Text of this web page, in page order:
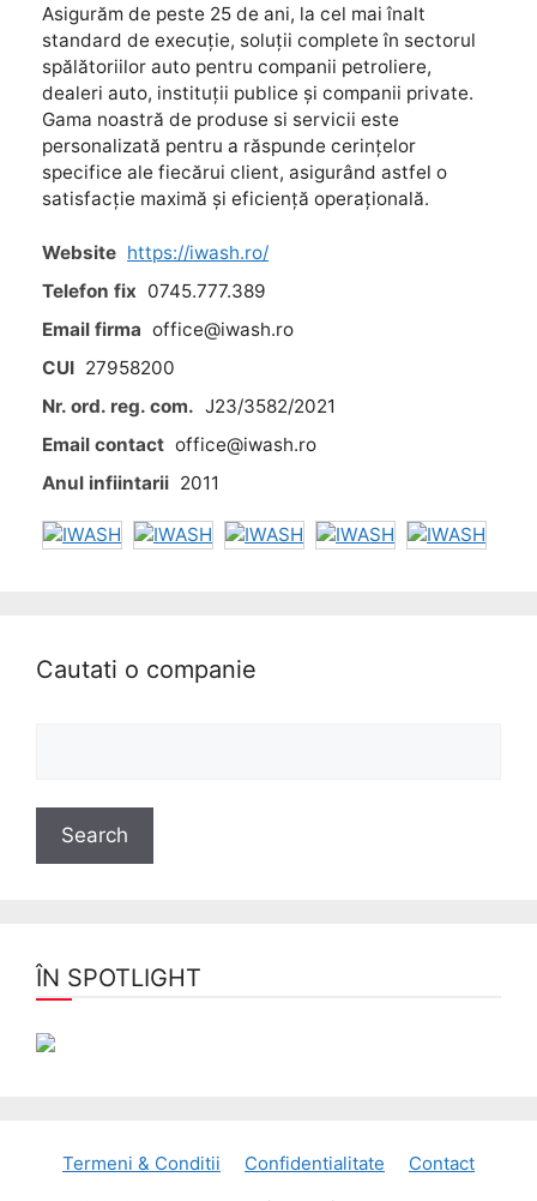
Asigurăm de peste 25 de ani, la cel mai înalt
standard de execuție, soluții complete în sectorul
spălătoriilor auto pentru companii petroliere,
dealeri auto, instituții publice și companii private.
Gama noastră de produse si servicii este
personalizată pentru a răspunde cerințelor
specifice ale fiecărui client, asigurând astfel o
satisfacție maximă și eficiență operațională.
Website https://iwash.ro/
Telefon fix 0745.777.389
Email firma office@iwash.ro
CUI 27958200
Nr. ord. reg. com. J23/3582/2021
Email contact office@iwash.ro
Anul infiintarii 2011
Cautati o companie
ÎN SPOTLIGHT
Termeni & Conditii Confidentialitate
Contact